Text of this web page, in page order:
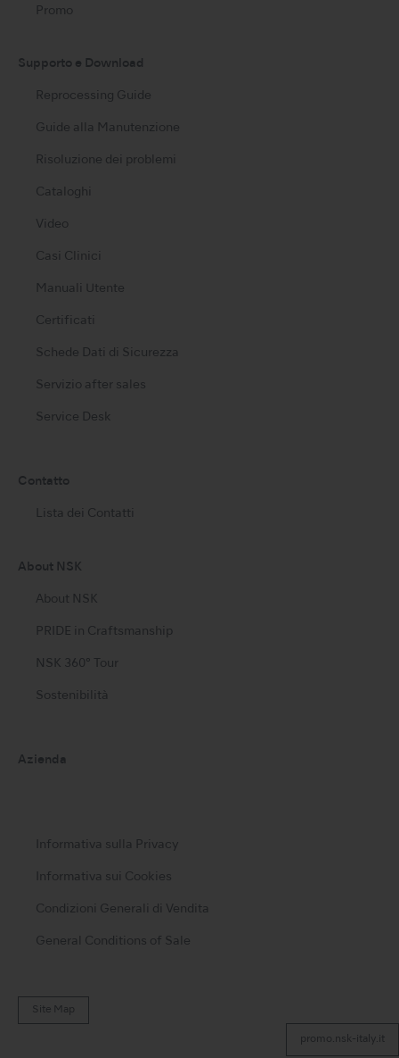
Promo
Supporto e Download
Reprocessing Guide
Guide alla Manutenzione
Risoluzione dei problemi
Cataloghi
Video
Casi Clinici
Manuali Utente
Certificati
Schede Dati di Sicurezza
Servizio after sales
Service Desk
Contatto
Lista dei Contatti
About NSK
About NSK
PRIDE in Craftsmanship
NSK 360° Tour
Sostenibilità
Azienda
Informativa sulla Privacy
Informativa sui Cookies
Condizioni Generali di Vendita
General Conditions of Sale
promo.nsk-italy.it
Site Map